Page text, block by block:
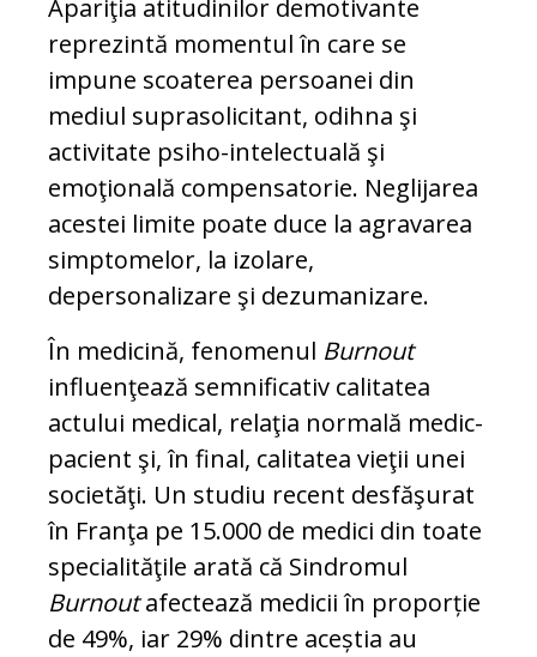
Apariţia atitudinilor demotivante
reprezintă momentul în care se
impune scoaterea persoanei din
mediul suprasolicitant, odihna şi
activitate psiho-intelectuală şi
emoţională compensatorie. Neglijarea
acestei limite poate duce la agravarea
simptomelor, la izolare,
depersonalizare şi dezumanizare.
În medicină, fenomenul Burnout
influenţează semnificativ calitatea
actului medical, relaţia normală medic-
pacient şi, în final, calitatea vieţii unei
societăţi. Un studiu recent desfăşurat
în Franţa pe 15.000 de medici din toate
specialităţile arată că Sindromul
Burnoutafectează medicii în proporție
de 49%, iar 29% dintre aceștia au